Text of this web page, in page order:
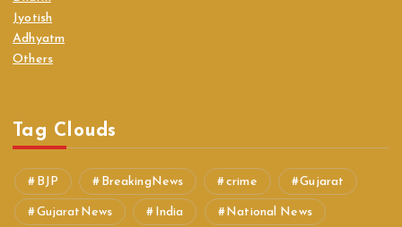
Jyotish
Adhyatm
Others
Tag Clouds
BJP BreakingNews crime Gujarat
GujaratNews India National News